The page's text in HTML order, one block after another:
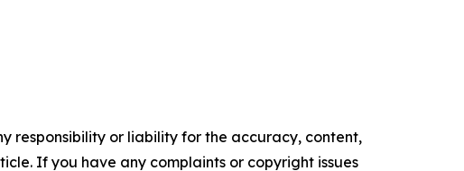
responsibility or liability for the accuracy, content,
If you have any complaints or copyright issues